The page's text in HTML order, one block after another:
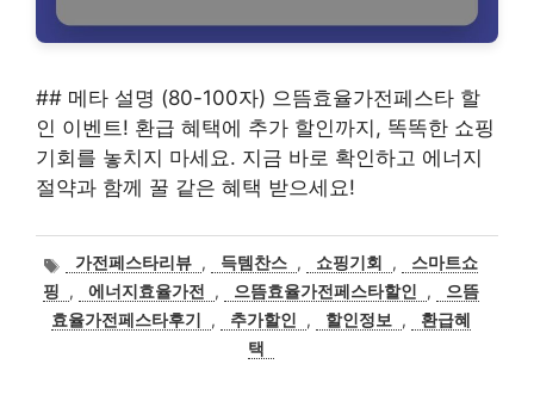
## 메타 설명 (80-100자) 으뜸효율가전페스타 할
인 이벤트! 환급 혜택에 추가 할인까지, 똑똑한 쇼핑
기회를 놓치지 마세요. 지금 바로 확인하고 에너지
절약과 함께 꿀 같은 혜택 받으세요!
태가전페스타리뷰 , 득템찬스 , 쇼핑기회 ,
스마트쇼
핑
, 에너지효율가전 , 으뜸효율가전페스타할인 ,
으뜸
효율가전페스타후기
, 추가할인 , 할인정보 ,
환급혜
택